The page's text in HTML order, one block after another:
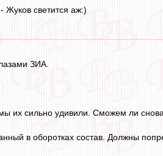
- Жуков светится аж:)
ЗИА.
их сильно удивили. Сможем ли
в оборотках состав. Должны